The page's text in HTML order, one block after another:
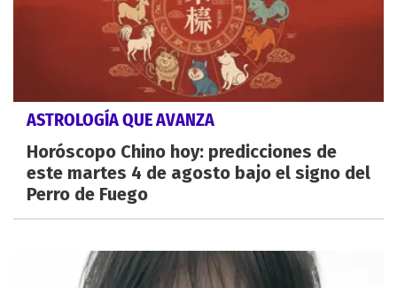
ASTROLOGÍA QUE AVANZA
Horóscopo Chino hoy: predicciones de
este martes 4 de agosto bajo el signo del
Perro de Fuego